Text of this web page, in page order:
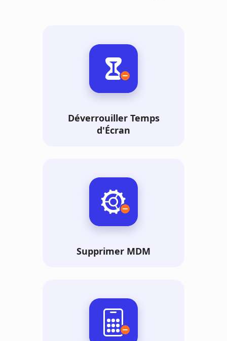
Déverrouiller Temps
d'Écran
Supprimer MDM